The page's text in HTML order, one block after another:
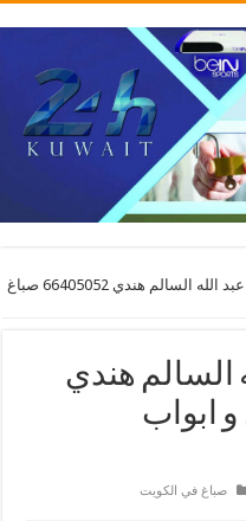
صباغ ضاحية عبد الله السالم هندي 66405052 صباغ
السالم هندي
و ابواب
صباغ في الكويت